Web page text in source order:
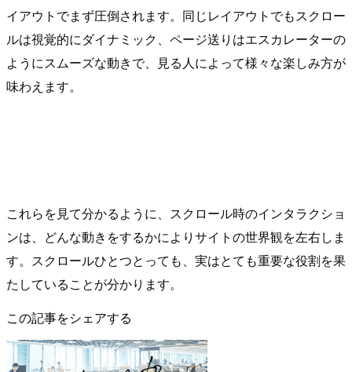
イアウトでまず圧倒されます。同じレイアウトでもスクロー
ルは視覚的にダイナミック、ページ送りはエスカレーターの
ようにスムーズな動きで、見る人によって様々な楽しみ方が
味わえます。
これらを見て分かるように、スクロール時のインタラクショ
ンは、どんな動きをするかによりサイトの世界観を左右しま
す。スクロールひとつとっても、実はとても重要な役割を果
たしていることが分かります。
この記事をシェアする